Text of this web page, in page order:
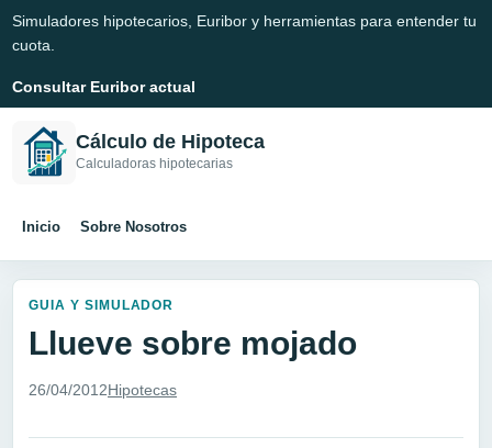
Simuladores hipotecarios, Euribor y herramientas para entender tu
cuota.
Consultar Euribor actual
Cálculo de Hipoteca
Calculadoras hipotecarias
Inicio Sobre Nosotros
GUIA Y SIMULADOR
Llueve sobre mojado
26/04/2012Hipotecas